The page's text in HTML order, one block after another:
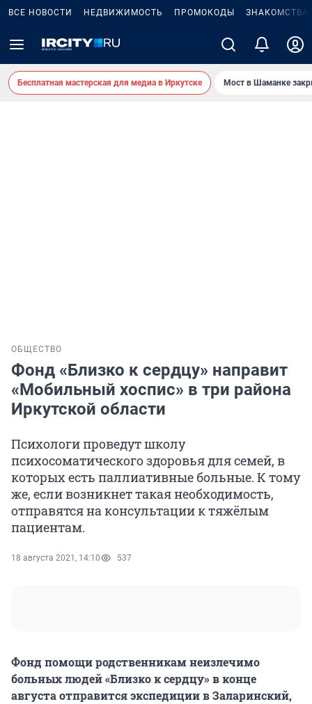
ВСЕ НОВОСТИ НЕДВИЖИМОСТЬ ПРОМОКОДЫ ЗНАКОМСТВА
Бесплатная мастерская для медиа в Иркутске Мост в Шаманке
ОБЩЕСТВО
Фонд «Близко к сердцу» направит
«Мобильный хоспис» в три района
Иркутской области
Психологи проведут школу
психосоматического здоровья для семей, в
которых есть паллиативные больные. К тому
же, если возникнет такая необходимость,
отправятся на консультации к тяжёлым
пациентам.
18 августа 2021, 14:10 537
Фонд помощи родственникам неизлечимо
больных людей «Близко к сердцу» в конце
августа отправится экспедиции в Заларинский,